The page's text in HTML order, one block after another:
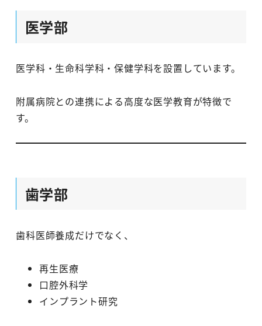
医学部
医学科・生命科学科・保健学科を設置しています。
附属病院との連携による高度な医学教育が特徴で
す。
歯学部
歯科医師養成だけでなく、
再生医療
口腔外科学
インプラント研究